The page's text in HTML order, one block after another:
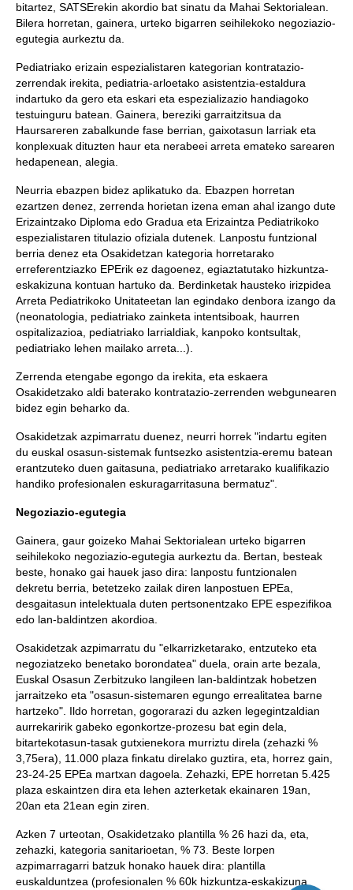
bitartez, SATSErekin akordio bat sinatu da Mahai Sektorialean.
Bilera horretan, gainera, urteko bigarren seihilekoko negoziazio-
egutegia aurkeztu da.
Pediatriako erizain espezialistaren kategorian kontratazio-
zerrendak irekita, pediatria-arloetako asistentzia-estaldura
indartuko da gero eta eskari eta espezializazio handiagoko
testuinguru batean. Gainera, bereziki garraitzitsua da
Haursareren zabalkunde fase berrian, gaixotasun larriak eta
konplexuak dituzten haur eta nerabeei arreta emateko sarearen
hedapenean, alegia.
Neurria ebazpen bidez aplikatuko da. Ebazpen horretan
ezartzen denez, zerrenda horietan izena eman ahal izango dute
Erizaintzako Diploma edo Gradua eta Erizaintza Pediatrikoko
espezialistaren titulazio ofiziala dutenek. Lanpostu funtzional
berria denez eta Osakidetzan kategoria horretarako
erreferentziazko EPErik ez dagoenez, egiaztatutako hizkuntza-
eskakizuna kontuan hartuko da. Berdinketak hausteko irizpidea
Arreta Pediatrikoko Unitateetan lan egindako denbora izango da
(neonatologia, pediatriako zainketa intentsiboak, haurren
ospitalizazioa, pediatriako larrialdiak, kanpoko kontsultak,
pediatriako lehen mailako arreta...).
Zerrenda etengabe egongo da irekita, eta eskaera
Osakidetzako aldi baterako kontratazio-zerrenden webgunearen
bidez egin beharko da.
Osakidetzak azpimarratu duenez, neurri horrek "indartu egiten
du euskal osasun-sistemak funtsezko asistentzia-eremu batean
erantzuteko duen gaitasuna, pediatriako arretarako kualifikazio
handiko profesionalen eskuragarritasuna bermatuz".
Negoziazio-egutegia
Gainera, gaur goizeko Mahai Sektorialean urteko bigarren
seihilekoko negoziazio-egutegia aurkeztu da. Bertan, besteak
beste, honako gai hauek jaso dira: lanpostu funtzionalen
dekretu berria, betetzeko zailak diren lanpostuen EPEa,
desgaitasun intelektuala duten pertsonentzako EPE espezifikoa
edo lan-baldintzen akordioa.
Osakidetzak azpimarratu du "elkarrizketarako, entzuteko eta
negoziatzeko benetako borondatea" duela, orain arte bezala,
Euskal Osasun Zerbitzuko langileen lan-baldintzak hobetzen
jarraitzeko eta "osasun-sistemaren egungo errealitatea barne
hartzeko". Ildo horretan, gogorarazi du azken legegintzaldian
aurrekaririk gabeko egonkortze-prozesu bat egin dela,
bitartekotasun-tasak gutxienekora murriztu direla (zehazki %
3,75era), 11.000 plaza finkatu direlako guztira, eta, horrez gain,
23-24-25 EPEa martxan dagoela. Zehazki, EPE horretan 5.425
plaza eskaintzen dira eta lehen azterketak ekainaren 19an,
20an eta 21ean egin ziren.
Azken 7 urteotan, Osakidetzako plantilla % 26 hazi da, eta,
zehazki, kategoria sanitarioetan, % 73. Beste lorpen
azpimarragarri batzuk honako hauek dira: plantilla
euskalduntzea (profesionalen % 60k hizkuntza-eskakizuna